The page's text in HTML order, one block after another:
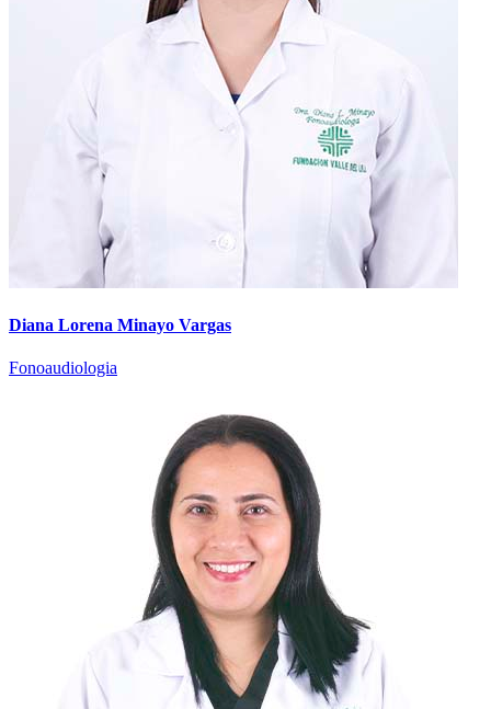
Diana Lorena Minayo Vargas
Fonoaudiologia